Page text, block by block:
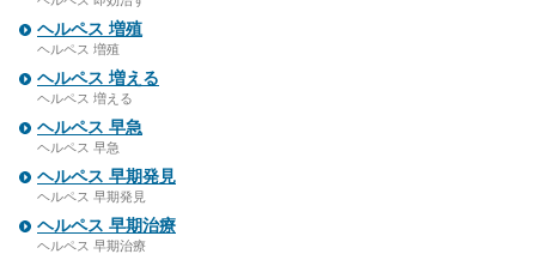
ヘルペス 増殖
ヘルペス 増殖
ヘルペス 増える
ヘルペス 増える
ヘルペス 早急
ヘルペス 早急
ヘルペス 早期発見
ヘルペス 早期発見
ヘルペス 早期治療
ヘルペス 早期治療